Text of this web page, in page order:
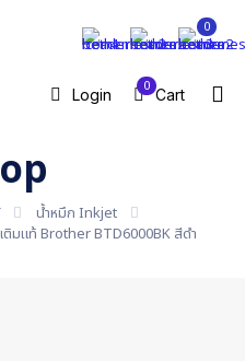
0
Login 0 Cart
น้ำหมึก Inkjet
ติมแท้ Brother BTD6000BK สีดำ